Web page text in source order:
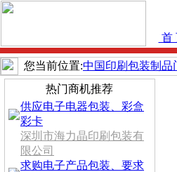
首
您当前位置:中国印刷包装制品
热门商机推荐
供应电子电器包装、彩盒
彩卡
深圳市海力晶印刷包装有
限公司
求购电子产品包装、要求